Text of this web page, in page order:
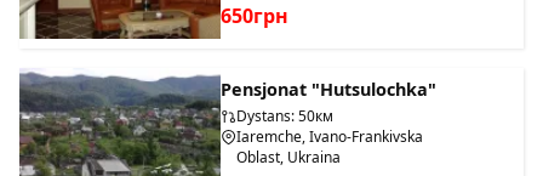
650грн
Pensjonat "Hutsulochka"
Dystans: 50км
Iaremche, Ivano-Frankivska
Oblast, Ukraina